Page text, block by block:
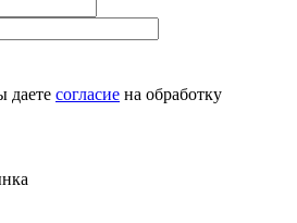
даете согласие на обработку